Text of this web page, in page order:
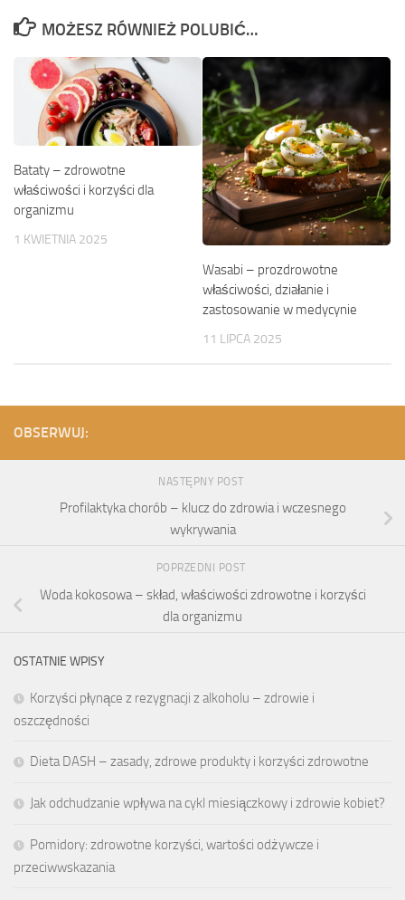
MOŻESZ RÓWNIEŻ POLUBIĆ…
Bataty – zdrowotne
właściwości i korzyści dla
organizmu
1 KWIETNIA 2025
Wasabi – prozdrowotne
właściwości, działanie i
zastosowanie w medycynie
11 LIPCA 2025
OBSERWUJ:
NASTĘPNY POST
Profilaktyka chorób – klucz do zdrowia i wczesnego
wykrywania
POPRZEDNI POST
Woda kokosowa – skład, właściwości zdrowotne i korzyści
dla organizmu
OSTATNIE WPISY
Korzyści płynące z rezygnacji z alkoholu – zdrowie i
oszczędności
Dieta DASH – zasady, zdrowe produkty i korzyści zdrowotne
Jak odchudzanie wpływa na cykl miesiączkowy i zdrowie kobiet?
Pomidory: zdrowotne korzyści, wartości odżywcze i
przeciwwskazania